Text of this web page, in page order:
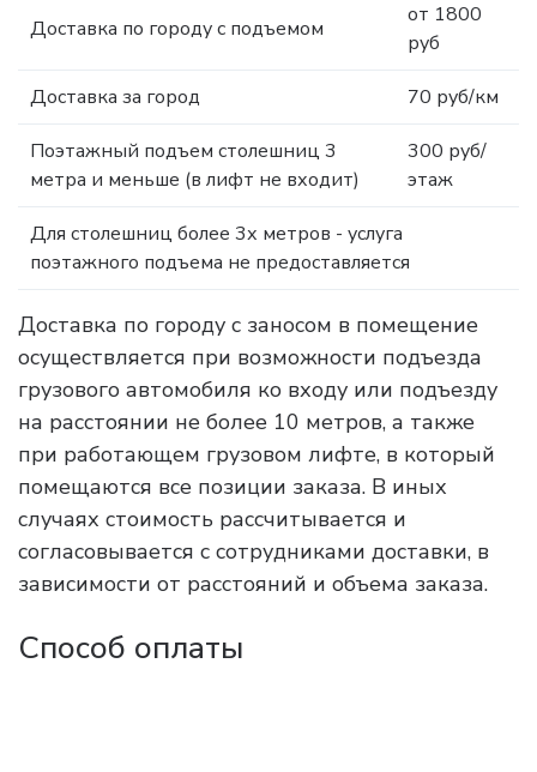
Доставка по городу с подъемом
от 1800
руб
Доставка за город 70 руб/км
Поэтажный подъем столешниц 3
метра и меньше (в лифт не входит)
300 руб/
этаж
Для столешниц более 3х метров - услуга
поэтажного подъема не предоставляется
Доставка по городу с заносом в помещение
осуществляется при возможности подъезда
грузового автомобиля ко входу или подъезду
на расстоянии не более 10 метров, а также
при работающем грузовом лифте, в который
помещаются все позиции заказа. В иных
случаях стоимость рассчитывается и
согласовывается с сотрудниками доставки, в
зависимости от расстояний и объема заказа.
Способ оплаты